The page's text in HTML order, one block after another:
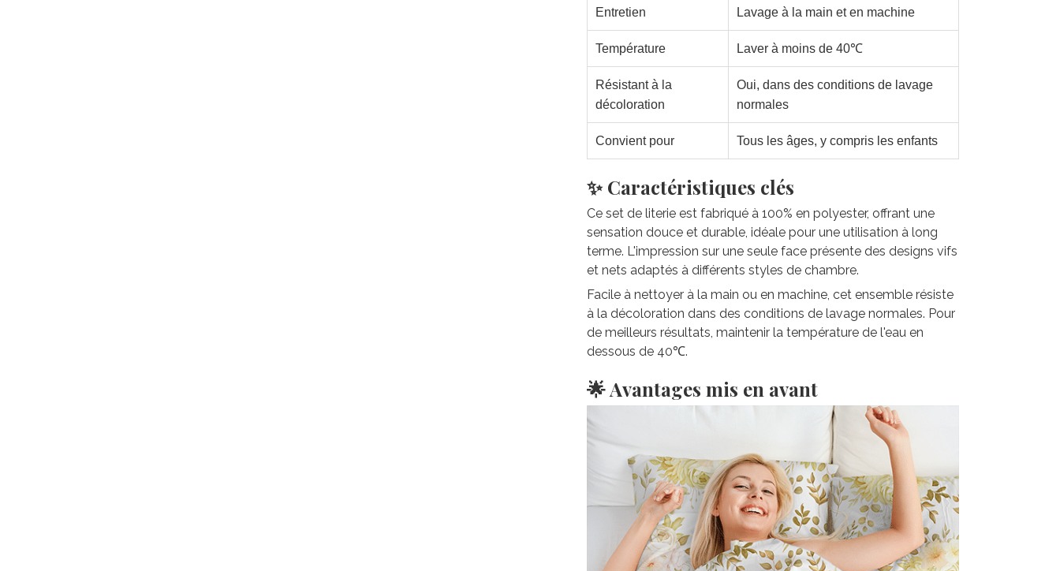
Entretien Lavage à la main et en machine
Température Laver à moins de 40℃
Résistant à la
décoloration
Oui, dans des conditions de lavage
normales
Convient pour Tous les âges, y compris les enfants
✨ Caractéristiques clés
Ce set de literie est fabriqué à 100% en polyester, offrant une
sensation douce et durable, idéale pour une utilisation à long
terme. L'impression sur une seule face présente des designs vifs
et nets adaptés à différents styles de chambre.
Facile à nettoyer à la main ou en machine, cet ensemble résiste
à la décoloration dans des conditions de lavage normales. Pour
de meilleurs résultats, maintenir la température de l'eau en
dessous de 40℃.
🌟 Avantages mis en avant